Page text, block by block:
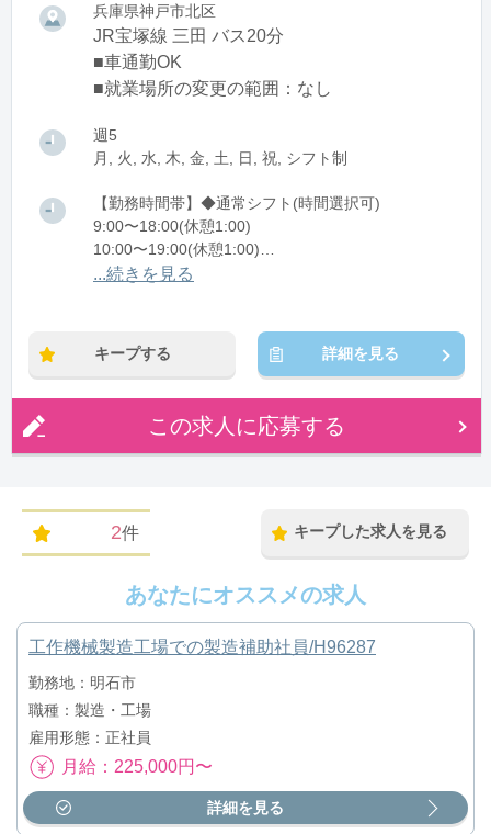
兵庫県神戸市北区
JR宝塚線 三田 バス20分
■車通勤OK
■就業場所の変更の範囲：なし
週5
月, 火, 水, 木, 金, 土, 日, 祝, シフト制
【勤務時間帯】◆通常シフト(時間選択可)
9:00〜18:00(休憩1:00)
10:00〜19:00(休憩1:00)
11:00〜20:00(休憩1:00)
※残業：0〜9時間程度/月
...続きを見る
キープする 詳細を見る
この求人に応募する
2件 キープした求人を見る
あなたにオススメの求人
工作機械製造工場での製造補助社員/H96287
勤務地：明石市
職種：製造・工場
雇用形態：正社員
月給：225,000円〜
詳細を見る